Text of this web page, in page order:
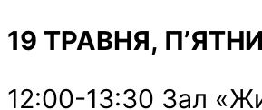
19 ТРАВНЯ,
12:00-13:30 Зал